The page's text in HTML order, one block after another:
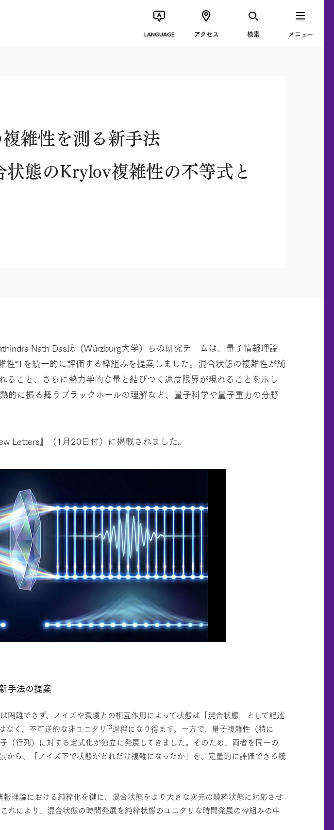
LANGUAGE アクセス 検索 メニュー
雑性を測る新手法
態のKrylov複雑性の不等式と
Nath Das氏（Würzburg大学）らの研究チームは、量子情報理論
*1を統一的に評価する枠組みを提案しました。混合状態の複雑性が純
こと、さらに熱力学的な量と結びつく速度限界が現れることを示し
に振る舞うブラックホールの理解など、量子科学や量子重力の分野
Letters』（1月20日付）に掲載されました。
手法の提案
離できず、ノイズや環境との相互作用によって状態は「混合状態」として記述
なく、不可逆的な非ユニタリ *3過程になり得ます。一方で、量子複雑性（特に
行列）に対する定式化が独立に発展してきました。そのため、両者を同一の
ら、「ノイズ下で状態がどれだけ複雑になったか」を、定量的に評価できる統
理論における純粋化を鍵に、混合状態をより大きな次元の純粋状態に対応させ
れにより、混合状態の時間発展を純粋状態のユニタリな時間発展の枠組みの中